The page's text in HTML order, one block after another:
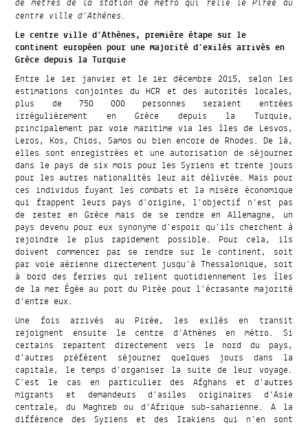
centre ville d’Athènes.
Le centre ville d’Athènes, première étape sur le
continent européen pour une majorité d’exilés arrivés en
Grèce depuis la Turquie
Entre le 1er janvier et le 1er décembre 2015, selon les
estimations conjointes du HCR et des autorités locales,
plus de 750 000 personnes seraient entrées
irrégulièrement en Grèce depuis la Turquie,
principalement par voie maritime via les îles de Lesvos,
Leros, Kos, Chios, Samos ou bien encore de Rhodes. De là,
elles sont enregistrées et une autorisation de séjourner
dans le pays de six mois pour les Syriens et trente jours
pour les autres nationalités leur ait délivrée. Mais pour
ces individus fuyant les combats et la misère économique
qui frappent leurs pays d’origine, l’objectif n’est pas
de rester en Grèce mais de se rendre en Allemagne, un
pays devenu pour eux synonyme d’espoir qu’ils cherchent à
rejoindre le plus rapidement possible. Pour cela, ils
doivent commencer par se rendre sur le continent, soit
par voie aérienne directement jusqu’à Thessalonique, soit
à bord des ferries qui relient quotidiennement les îles
de la mer Égée au port du Pirée pour l’écrasante majorité
d’entre eux.
Une fois arrivés au Pirée, les exilés en transit
rejoignent ensuite le centre d’Athènes en métro. Si
certains repartent directement vers le nord du pays,
d’autres préfèrent séjourner quelques jours dans la
capitale, le temps d’organiser la suite de leur voyage.
C’est le cas en particulier des Afghans et d’autres
migrants et demandeurs d’asiles originaires d’Asie
centrale, du Maghreb ou d’Afrique sub-saharienne. A la
différence des Syriens et des Irakiens qui n’en sont